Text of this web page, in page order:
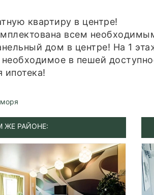
квартиру в центре!
всем
дом в центре! На 1
в пешей
ЖЕ РАЙОНЕ: